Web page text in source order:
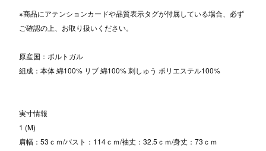
※商品にアテンションカードや品質表示タグが付属している場合、必ず
ご確認の上、お取り扱いください。
原産国：ポルトガル
組成：本体 綿100% リブ 綿100% 刺しゅう ポリエステル100%
実寸情報
1 (M)
肩幅：53ｃｍ/バスト：114ｃｍ/袖丈：32.5ｃｍ/身丈：73ｃｍ